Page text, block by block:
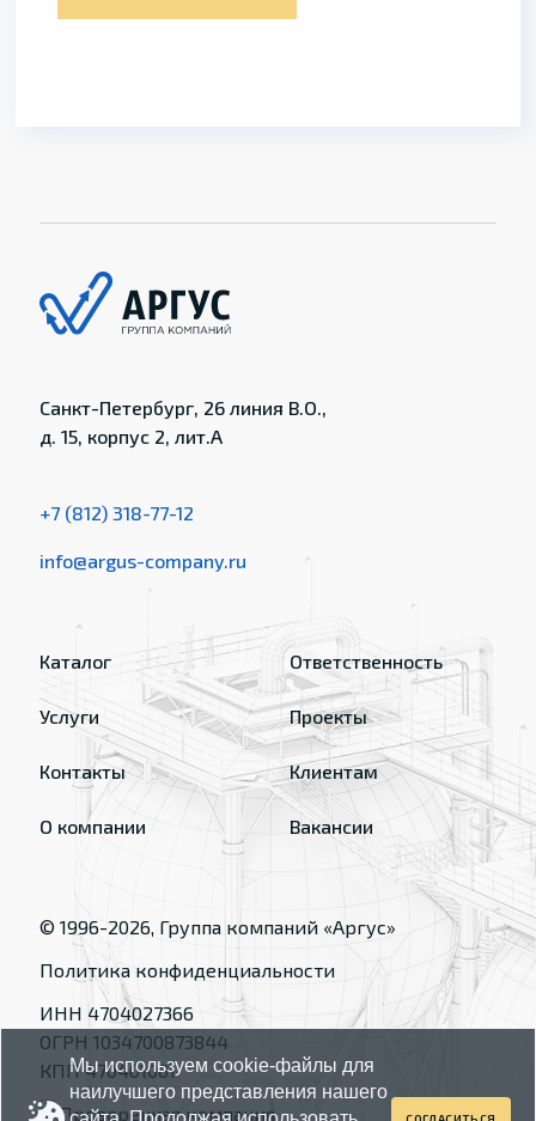
Санкт-Петербург, 26 линия В.О.,
д. 15, корпус 2, лит.А
+7 (812) 318-77-12
info@argus-company.ru
Каталог
Услуги
Контакты
О компании
Ответственность
Проекты
Клиентам
Вакансии
© 1996-2026, Группа компаний «Аргус»
Политика конфиденциальности
ИНН 4704027366
ОГРН 1034700873844
КПП 470401001
Мы используем cookie-файлы для
наилучшего представления нашего